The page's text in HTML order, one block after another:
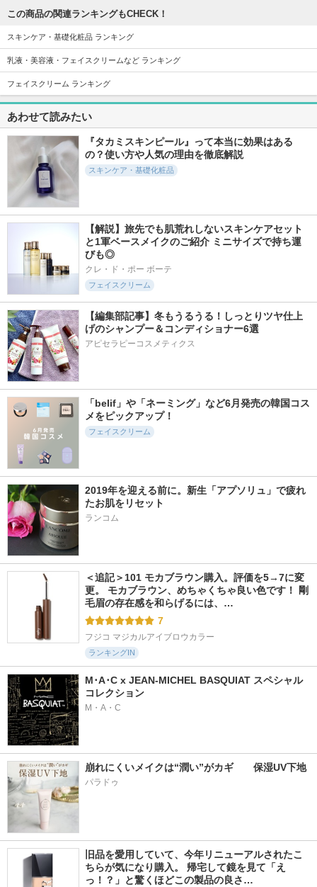
uzin)
NMNポアリフティ
ングPDRNアンプル
ample monster ample monster
ナンバーズイン(numb
uzin)
5.9
ブルードロップ
クレアス(Dear,Klairs)
5.8
323件
毛穴リペアセラム
クレアス(Dear,Klairs)
5.4
804件
uzin)
6.0
301件
ハイドラフォルテセ
ラム
essenciel
5.6
325件
1番 シカ丸ごと水分
整肌パッド
ナンバーズイン(numb
5.3
928件
1番 ガルバニックパ
5.4
527件
1番 かけるパントテ
ン酸スキンパウダー
ナンバーズイン(numb
3％整肌トナー
ナンバーズイン(numb
uzin)
HA Skin Drink Seru
m
The Good Blends
この商品の関連ランキングもCHECK！
スキンケア・基礎化粧品 ランキング
乳液・美容液・フェイスクリームなど ランキング
フェイスクリーム ランキング
あわせて読みたい
『タカミスキンピール』って本当に効果はある
の？使い方や人気の理由を徹底解説
スキンケア・基礎化粧品
【解説】旅先でも肌荒れしないスキンケアセット
と1軍ベースメイクのご紹介 ミニサイズで持ち運
びも◎
クレ・ド・ポー ボーテ
フェイスクリーム
【編集部記事】冬もうるうる！しっとりツヤ仕上
げのシャンプー＆コンディショナー6選
アピセラピーコスメティクス
「belif」や「ネーミング」など6月発売の韓国コス
メをピックアップ！
フェイスクリーム
2019年を迎える前に。新生「アプソリュ」で疲れ
たお肌をリセット
ランコム
＜追記＞101 モカブラウン購入。評価を5→7に変
更。 モカブラウン、めちゃくちゃ良い色です！ 剛
毛眉の存在感を和らげるには、…
7
フジコ マジカルアイブロウカラー
ランキングIN
M･A･C x JEAN-MICHEL BASQUIAT スペシャル
コレクション
M・A・C
崩れにくいメイクは“潤い”がカギ　　保湿UV下地
パラドゥ
旧品を愛用していて、今年リニューアルされたこ
ちらが気になり購入。 帰宅して鏡を見て「え
っ！？」と驚くほどこの製品の良さ…